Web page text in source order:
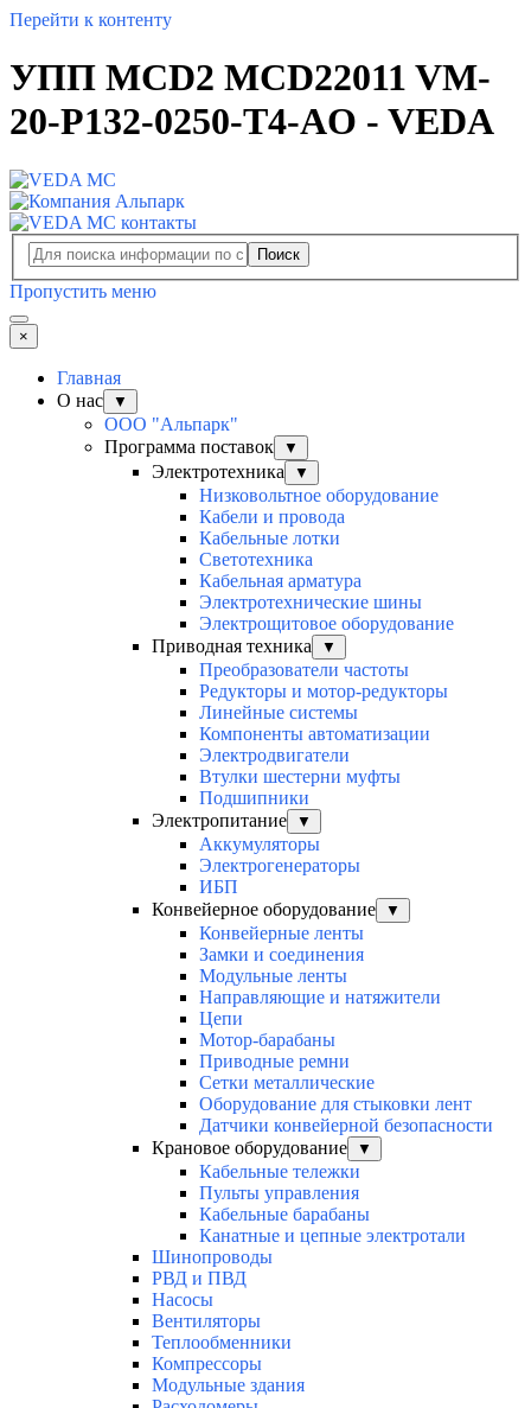
Перейти к контенту
УПП MCD2 MCD22011 VM-
20-P132-0250-T4-AO - VEDA
Поиск
Пропустить меню
×
Главная
О нас
▼
ООО "Альпарк"
Программа поставок
▼
Электротехника ▼
Низковольтное оборудование
Кабели и провода
Кабельные лотки
Светотехника
Кабельная арматура
Электротехнические шины
Электрощитовое оборудование
Приводная техника
▼
Преобразователи частоты
Редукторы и мотор-редукторы
Линейные системы
Компоненты автоматизации
Электродвигатели
Втулки шестерни муфты
Подшипники
Электропитание
▼
Аккумуляторы
Электрогенераторы
ИБП
Конвейерное оборудование
▼
Конвейерные ленты
Замки и соединения
Модульные ленты
Направляющие и натяжители
Цепи
Мотор-барабаны
Приводные ремни
Сетки металлические
Оборудование для стыковки лент
Датчики конвейерной безопасности
Крановое оборудование
▼
Кабельные тележки
Пульты управления
Кабельные барабаны
Канатные и цепные электротали
Шинопроводы
РВД и ПВД
Насосы
Вентиляторы
Теплообменники
Компрессоры
Модульные здания